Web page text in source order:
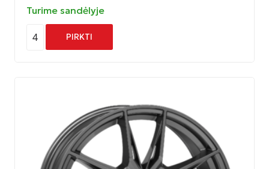
Turime sandėlyje
4 PIRKTI